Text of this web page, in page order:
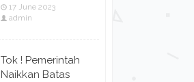
17 June 2023
admin
Tok ! Pemerintah
Naikkan Batas